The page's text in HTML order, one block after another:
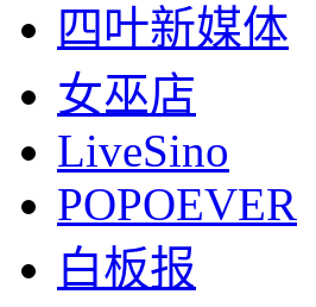
四叶新媒体
女巫店
LiveSino
POPOEVER
白板报